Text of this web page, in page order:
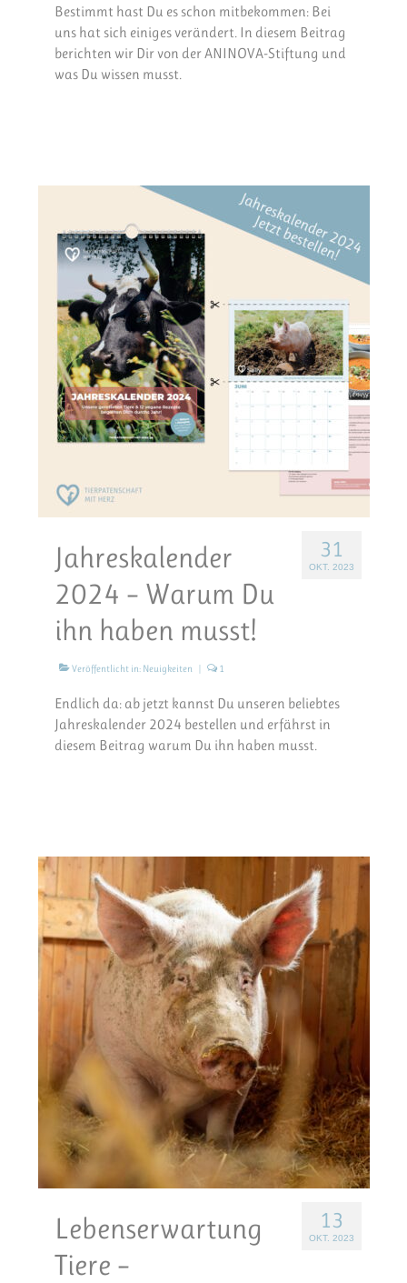
Bestimmt hast Du es schon mitbekommen: Bei
uns hat sich einiges verändert. In diesem Beitrag
berichten wir Dir von der ANINOVA-Stiftung und
was Du wissen musst.
31
OKT. 2023
Jahreskalender
2024 – Warum Du
ihn haben musst!
Veröffentlicht in: Neuigkeiten | 1
Endlich da: ab jetzt kannst Du unseren beliebtes
Jahreskalender 2024 bestellen und erfährst in
diesem Beitrag warum Du ihn haben musst.
13
OKT. 2023
Lebenserwartung
Tiere –